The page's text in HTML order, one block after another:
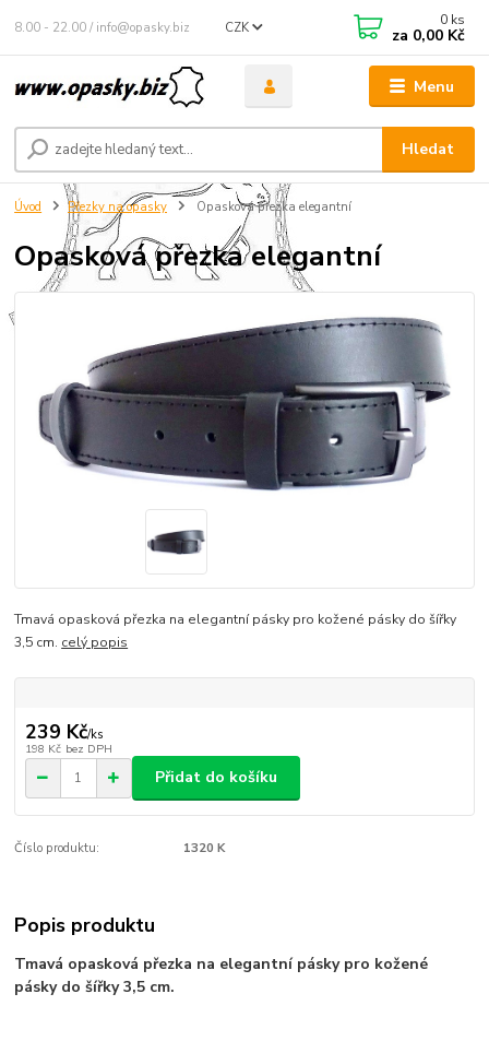
Menu
CZK
Hledat
8.00 - 22.00 / info@opasky.biz 0 ks
za 0,00 Kč
Úvod Přezky na opasky Opasková přezka elegantní
Opasková přezka elegantní
Tmavá opasková přezka na elegantní pásky pro kožené pásky do šířky
3,5 cm. celý popis
239 Kč/ks
198 Kč bez DPH
Přidat do košíku
Číslo produktu: 1320 K
Popis produktu
Tmavá opasková přezka na elegantní pásky pro kožené
pásky do šířky 3,5 cm.